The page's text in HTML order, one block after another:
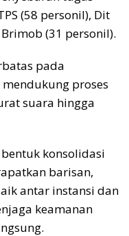
(58 personil), Dit
(31 personil).
pada
proses
suara hingga
konsolidasi
barisan,
antar instansi dan
keamanan